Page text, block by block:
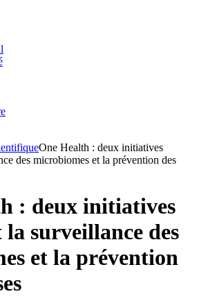
One Health : deux initiatives
des microbiomes et la prévention des
: deux initiatives
surveillance des
et la prévention